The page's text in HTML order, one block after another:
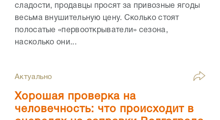
сладости, продавцы просят за привозные ягоды
весьма внушительную цену. Сколько стоят
полосатые «первооткрыватели» сезона,
насколько они...
Актуально
Хорошая проверка на
человечность: что происходит в